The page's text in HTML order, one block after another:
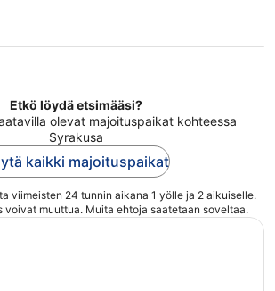
Etkö löydä etsimääsi?
olevat majoituspaikat kohteessa
Syrakusa
kaikki majoituspaikat
viimeisten 24 tunnin aikana 1 yölle ja 2 aikuiselle.
voivat muuttua. Muita ehtoja saatetaan soveltaa.